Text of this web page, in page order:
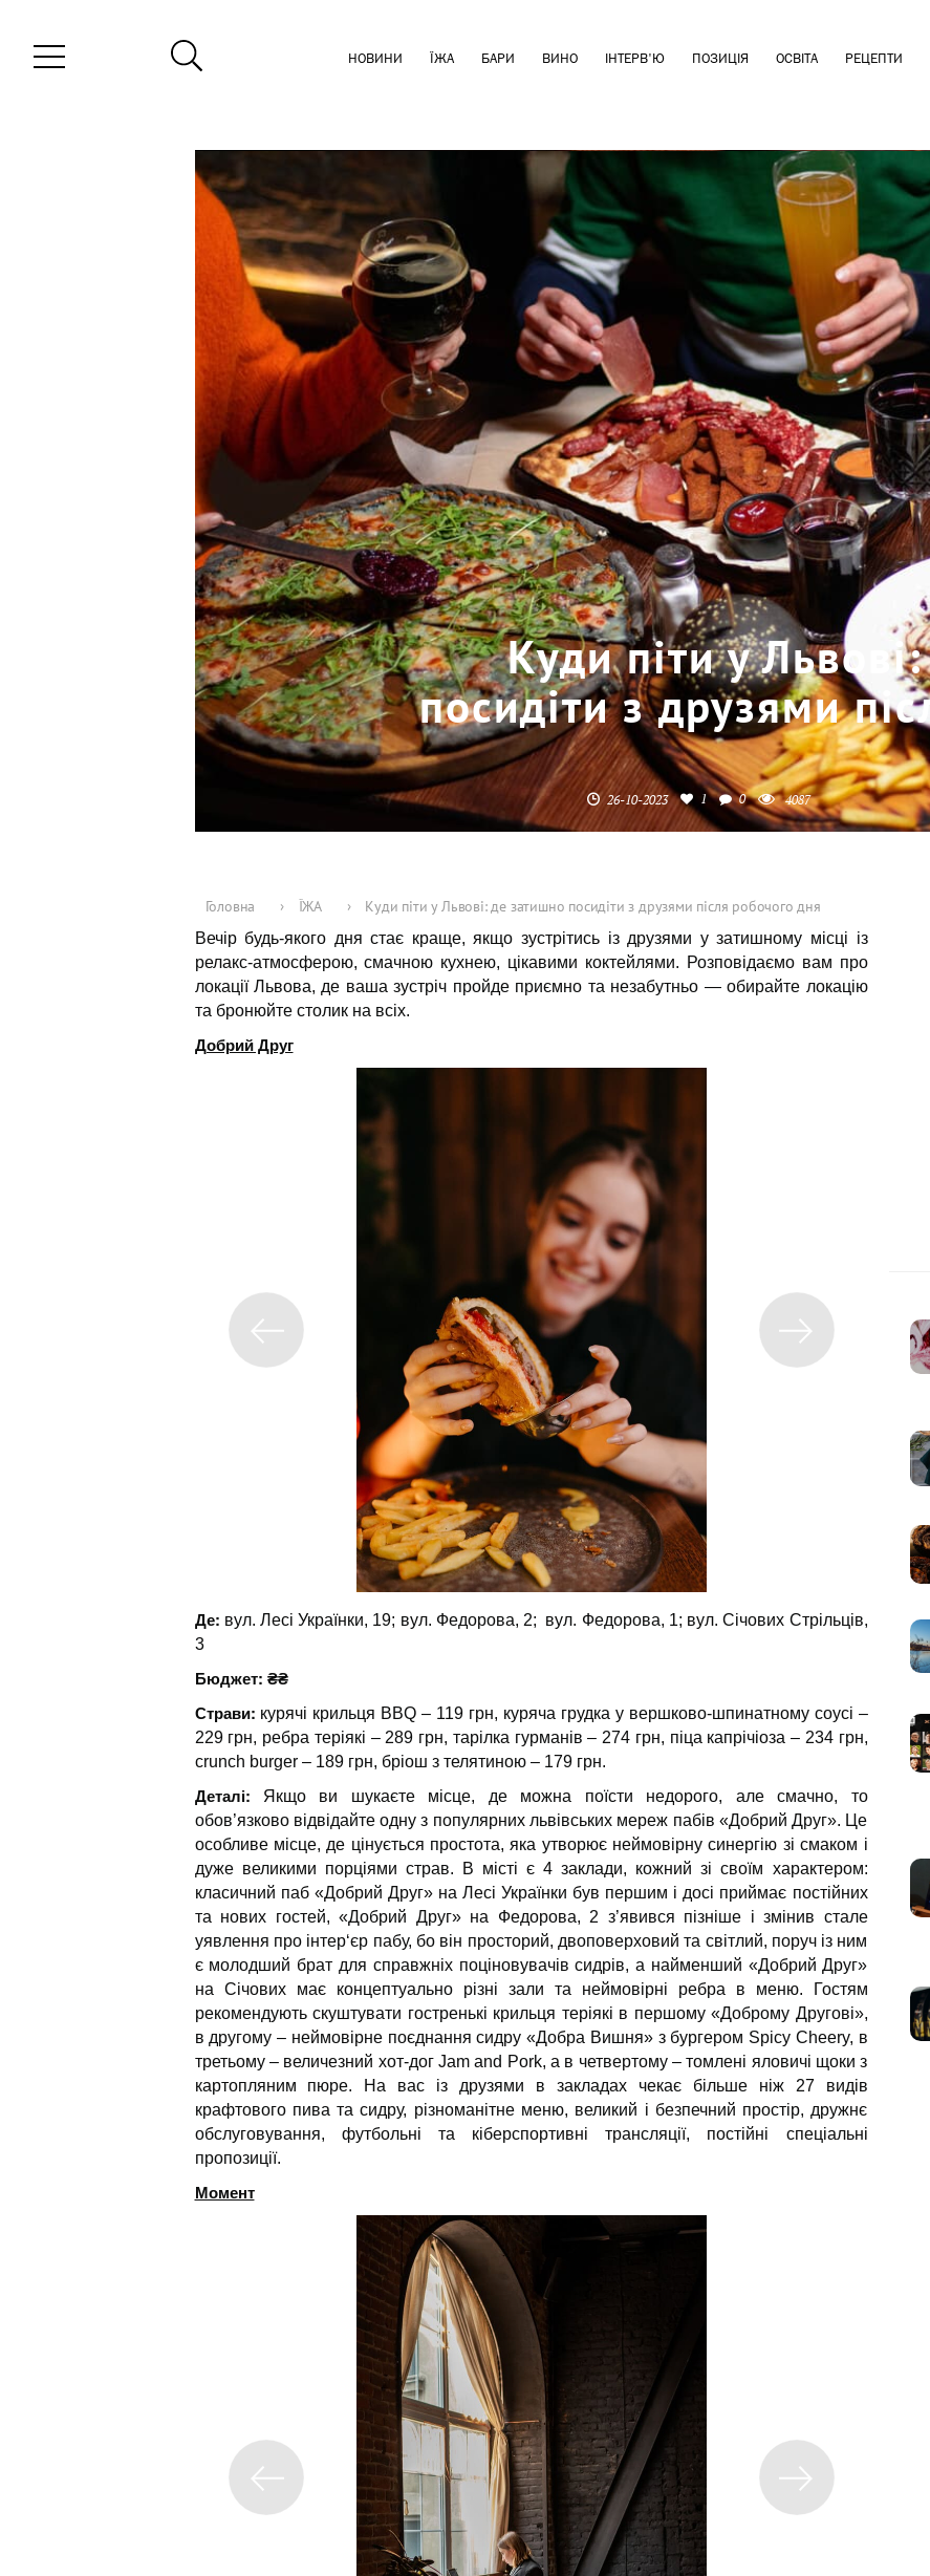
НОВИНИ ЇЖА БАРИ ВИНО ІНТЕРВ'Ю ПОЗИЦІЯ ОСВІТА РЕЦЕПТИ
Куди піти у
посидіти з друзями
26-10-2023 1 0 4087
Головна › ЇЖА › Куди піти у Львові: де затишно посидіти з друзями після робочого дня
Вечір будь-якого дня стає краще, якщо зустрітись із друзями у затишному місці із
релакс-атмосферою, смачною кухнею, цікавими коктейлями. Розповідаємо вам про
локації Львова, де ваша зустріч пройде приємно та незабутньо — обирайте локацію
та бронюйте столик на всіх.
Добрий Друг
Де: вул. Лесі Українки, 19; вул. Федорова, 2; вул. Федорова, 1; вул. Січових Стрільців,
3
Бюджет: ₴₴
Страви: курячі крильця BBQ – 119 грн, куряча грудка у вершково-шпинатному соусі –
229 грн, ребра теріякі – 289 грн, тарілка гурманів – 274 грн, піца капрічіоза – 234 грн,
crunch burger – 189 грн, бріош з телятиною – 179 грн.
Деталі: Якщо ви шукаєте місце, де можна поїсти недорого, але смачно, то
обов’язково відвідайте одну з популярних львівських мереж пабів «Добрий Друг». Це
особливе місце, де цінується простота, яка утворює неймовірну синергію зі смаком і
дуже великими порціями страв. В місті є 4 заклади, кожний зі своїм характером:
класичний паб «Добрий Друг» на Лесі Українки був першим і досі приймає постійних
та нових гостей, «Добрий Друг» на Федорова, 2 з’явився пізніше і змінив стале
уявлення про інтер‘єр пабу, бо він просторий, двоповерховий та світлий, поруч із ним
є молодший брат для справжніх поціновувачів сидрів, а найменший «Добрий Друг»
на Січових має концептуально різні зали та неймовірні ребра в меню. Гостям
рекомендують скуштувати гостренькі крильця теріякі в першому «Доброму Другові»,
в другому – неймовірне поєднання сидру «Добра Вишня» з бургером Spicy Cheery, в
третьому – величезний хот-дог Jam and Pork, а в четвертому – томлені яловичі щоки з
картопляним пюре. На вас із друзями в закладах чекає більше ніж 27 видів
крафтового пива та сидру, різноманітне меню, великий і безпечний простір, дружнє
обслуговування, футбольні та кіберспортивні трансляції, постійні спеціальні
пропозиції.
Момент